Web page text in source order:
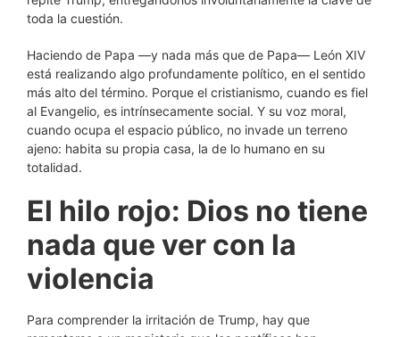
toda la cuestión.
Haciendo de Papa —y nada más que de Papa— León XIV
está realizando algo profundamente político, en el sentido
más alto del término. Porque el cristianismo, cuando es fiel
al Evangelio, es intrínsecamente social. Y su voz moral,
cuando ocupa el espacio público, no invade un terreno
ajeno: habita su propia casa, la de lo humano en su
totalidad.
El hilo rojo: Dios no tiene
nada que ver con la
violencia
Para comprender la irritación de Trump, hay que